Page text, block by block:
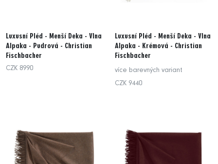
Luxusní Pléd - Menší Deka - Vlna
Alpaka - Pudrová - Christian
Fischbacher
CZK 8990
Luxusní Pléd - Menší Deka - Vlna
Alpaka - Krémová - Christian
Fischbacher
více barevných variant
CZK 9440